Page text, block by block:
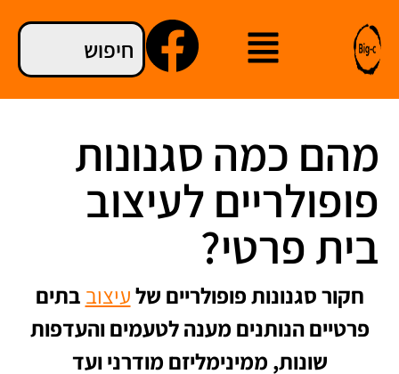
מהם כמה סגנונות
פופולריים לעיצוב
בית פרטי?
חקור סגנונות פופולריים שלעיצוב בתים
פרטיים הנותנים מענה לטעמים והעדפות
שונות, ממינימליזם מודרני ועד